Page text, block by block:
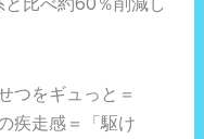
つをギュっと＝
疾走感＝「駆け